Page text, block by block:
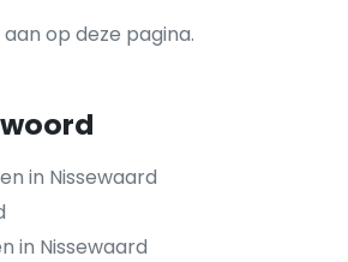
aan op deze pagina.
in Nissewaard
in Nissewaard